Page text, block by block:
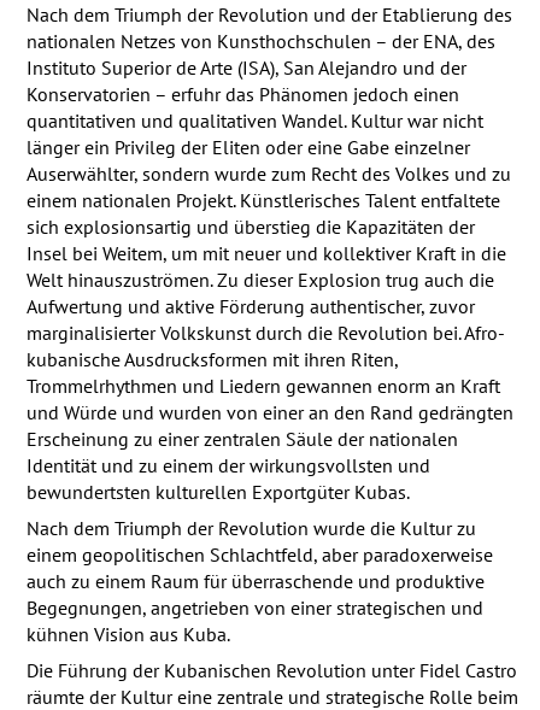
Nach dem Triumph der Revolution und der Etablierung des
nationalen Netzes von Kunsthochschulen – der ENA, des
Instituto Superior de Arte (ISA), San Alejandro und der
Konservatorien – erfuhr das Phänomen jedoch einen
quantitativen und qualitativen Wandel. Kultur war nicht
länger ein Privileg der Eliten oder eine Gabe einzelner
Auserwählter, sondern wurde zum Recht des Volkes und zu
einem nationalen Projekt. Künstlerisches Talent entfaltete
sich explosionsartig und überstieg die Kapazitäten der
Insel bei Weitem, um mit neuer und kollektiver Kraft in die
Welt hinauszuströmen. Zu dieser Explosion trug auch die
Aufwertung und aktive Förderung authentischer, zuvor
marginalisierter Volkskunst durch die Revolution bei. Afro-
kubanische Ausdrucksformen mit ihren Riten,
Trommelrhythmen und Liedern gewannen enorm an Kraft
und Würde und wurden von einer an den Rand gedrängten
Erscheinung zu einer zentralen Säule der nationalen
Identität und zu einem der wirkungsvollsten und
bewundertsten kulturellen Exportgüter Kubas.
Nach dem Triumph der Revolution wurde die Kultur zu
einem geopolitischen Schlachtfeld, aber paradoxerweise
auch zu einem Raum für überraschende und produktive
Begegnungen, angetrieben von einer strategischen und
kühnen Vision aus Kuba.
Die Führung der Kubanischen Revolution unter Fidel Castro
räumte der Kultur eine zentrale und strategische Rolle beim